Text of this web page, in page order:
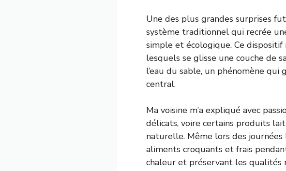
Une des plus grandes surprises
système traditionnel qui recrée
simple et écologique. Ce
lesquels se glisse une couche de
l’eau du sable, un phénomène
central.
Ma voisine m’a expliqué avec
délicats, voire certains produits
naturelle. Même lors des
aliments croquants et frais
chaleur et préservant les qualités